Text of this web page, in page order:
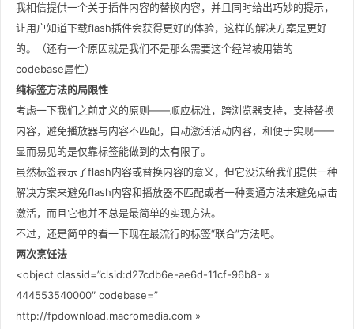
我相信提供一个关于插件内容的替换内容，并且同时给出巧妙的提示，
让用户知道下载flash插件会获得更好的体验，这样的解决方案是更好
的。（还有一个原因就是我们不是那么需要这个经常被用错的
codebase属性）
纯标签方法的局限性
考虑一下我们之前定义的原则——顺应标准，跨浏览器支持，支持替换
内容，避免播放器与内容不匹配，自动激活活动内容，和便于实现——
显而易见的是仅靠标签能做到的太有限了。
虽然标签表示了flash内容或替换内容的意义，但它没法给我们提供一种
解决方案来避免flash内容和播放器不匹配或者一种变通方法来避免点击
激活，而且它也并不总是最简单的实现方法。
不过，还是简单的看一下现在最流行的标签“联合”方法吧。
两次烹饪法
<object classid=”clsid:d27cdb6e-ae6d-11cf-96b8- »
444553540000″ codebase=”
http://fpdownload.macromedia.com »